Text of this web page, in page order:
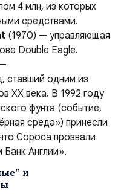
4 млн, из которых
средствами.
(1970) — управляющая
Double Eagle.
ставший одним из
XX века. В 1992 году
фунта (событие,
среда») принесли
Сороса прозвали
Англии».
и